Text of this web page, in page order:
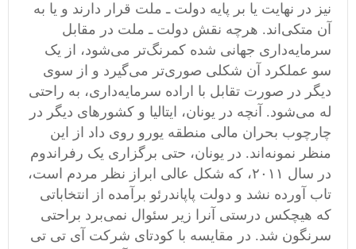
نیز در نهایت یا بر پایه دولت ـ ملت قرار دارند و یا به
آن متکی‌اند. هرچه نقش دولت ـ ملت در مقابل
سرمایه‌داری جهانی شده کمرنگ‌تر می‌شود، از یک
سو عملکرد آن شکلی صوری‌تر می‌گیرد و از سوی
دیگر در صورت تقابل با اراده سرمایه‌داری، به راحتی
له می‌شود. آنچه در یونان، ایتالیا و کشورهای دیگر در
چارچوب بحران مالی منطقه یورو روی داد از این
منظر نمونه‌اند. در یونان، حتی برگزاری یک رفراندوم
در سال ۲۰۱۱، که شکل عالی ابراز نظر مردم است،
تاب آورده نشد و دولت پاپاندرئو برآمده از انتخاباتی
که هیچکس درستی آنرا زیر سئوال نمی‌برد براحتی
سرنگون شد. در مقایسه با کودتای شرکت آی تی تی